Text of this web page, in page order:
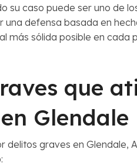
su caso puede ser uno de
una defensa basada en
más sólida posible en cada
que
Glendale
delitos graves en Glendale,